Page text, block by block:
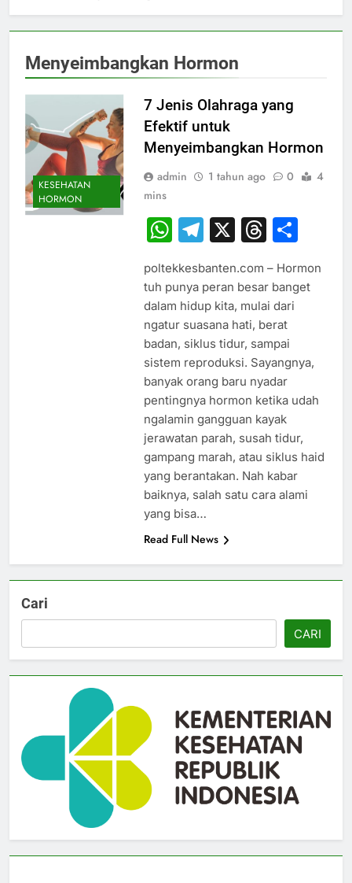
Menyeimbangkan Hormon
KESEHATAN
HORMON
7 Jenis Olahraga yang
Efektif untuk
Menyeimbangkan Hormon
admin 1 tahun ago 0
4
mins
WhatsApp
Telegram
X
poltekkesbanten.com – Hormon
tuh punya peran besar banget
dalam hidup kita, mulai dari
ngatur suasana hati, berat
badan, siklus tidur, sampai
sistem reproduksi. Sayangnya,
banyak orang baru nyadar
pentingnya hormon ketika udah
ngalamin gangguan kayak
jerawatan parah, susah tidur,
gampang marah, atau siklus haid
yang berantakan. Nah kabar
baiknya, salah satu cara alami
yang bisa…
Read Full News
Cari
CARI